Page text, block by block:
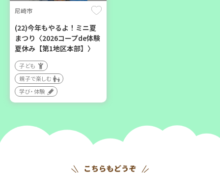
大人の発達障がいを学び、
親子で心を軽くしません
か？
大人向け
尼崎市
(22)今年もやるよ！ミニ夏
まつり〈2026コープde体験
夏休み【第1地区本部】〉
子ども
親子で楽しむ
学び・体験